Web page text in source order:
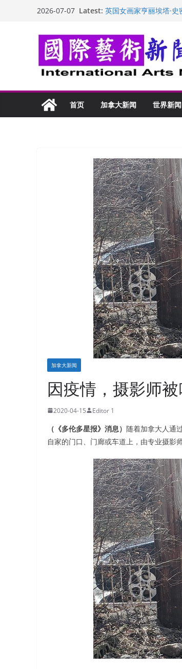
2026-07-07 Latest: 英国女画家亨丽埃塔·
苏方 ：“字”得其乐
“梵心”归处：一场展览
首页 加拿大新闻 世界新闻
加拿大新闻
因疫情，摄影师
2020-04-15 Editor 1
（《多伦多星报》消息） 随着加拿大人通
自家的门口、门廊或车道上，由专业摄影